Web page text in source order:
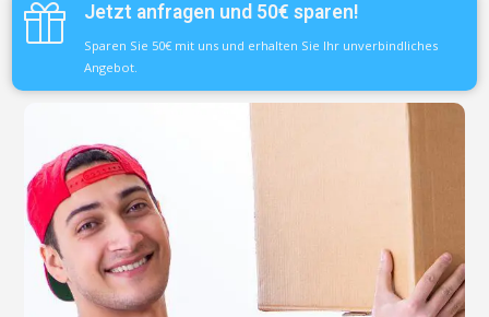
Jetzt anfragen und 50€ sparen!
Sparen Sie 50€ mit uns und erhalten Sie Ihr unverbindliches
Angebot.